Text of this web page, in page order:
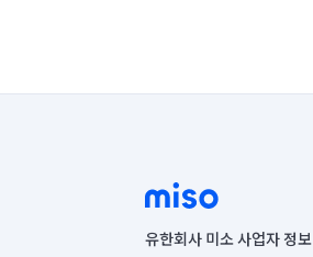
유한회사 미소 사업자 정보